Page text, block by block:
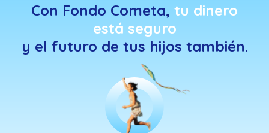
Con Fondo Cometa, tu dinero
está seguro
y el futuro de tus hijos también.